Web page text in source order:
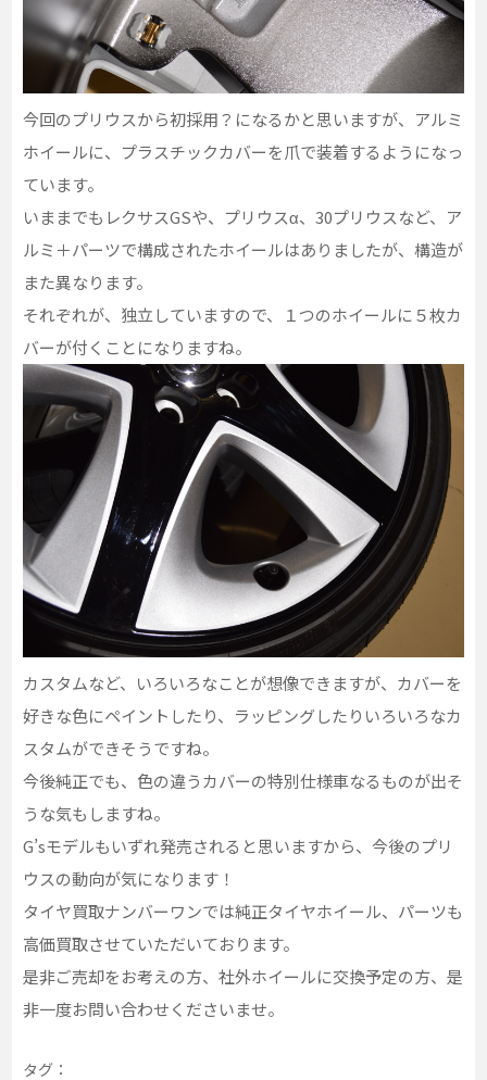
今回のプリウスから初採用？になるかと思いますが、アルミ
ホイールに、プラスチックカバーを爪で装着するようになっ
ています。
いままでもレクサスGSや、プリウスα、30プリウスなど、ア
ルミ＋パーツで構成されたホイールはありましたが、構造が
また異なります。
それぞれが、独立していますので、１つのホイールに５枚カ
バーが付くことになりますね。
カスタムなど、いろいろなことが想像できますが、カバーを
好きな色にペイントしたり、ラッピングしたりいろいろなカ
スタムができそうですね。
今後純正でも、色の違うカバーの特別仕様車なるものが出そ
うな気もしますね。
G’sモデルもいずれ発売されると思いますから、今後のプリ
ウスの動向が気になります！
タイヤ買取ナンバーワンでは純正タイヤホイール、パーツも
高価買取させていただいております。
是非ご売却をお考えの方、社外ホイールに交換予定の方、是
非一度お問い合わせくださいませ。
タグ：